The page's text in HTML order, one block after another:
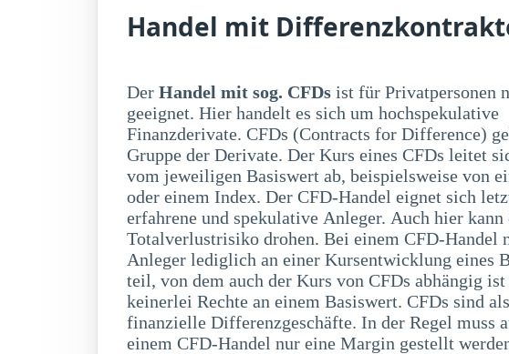
Handel mit
Der Handel mit sog. CFDs ist für Privatpersonen
geeignet. Hier handelt es sich um hochspekulative
Finanzderivate. CFDs (Contracts for Difference)
Gruppe der Derivate. Der Kurs eines CFDs leitet
vom jeweiligen Basiswert ab, beispielsweise von
oder einem Index. Der CFD-Handel eignet sich
erfahrene und spekulative Anleger. Auch hier kann
Totalverlustrisiko drohen. Bei einem CFD-Handel
Anleger lediglich an einer Kursentwicklung eines
teil, von dem auch der Kurs von CFDs abhängig
keinerlei Rechte an einem Basiswert. CFDs sind
finanzielle Differenzgeschäfte. In der Regel muss
einem CFD-Handel nur eine Margin gestellt
einen Bruchteil der jeweiligen Position beträgt.
entsteht aber eine entsprechende Hebelwirkung. Bei einem
CFD-Handel bestehen auch verschiedenste
das Risiko unkalkulierbarer Verluste, bis
Totalverlust. Außerdem besteht auch ein
das Risiko auf Änderungen eines Kontraktwertes
Preisänderung des Basiswertes. Dabei können
Kursauschläge innerhalb eines Tages dazu
hinterlegte Margin (Sicherheitsleistung) nicht